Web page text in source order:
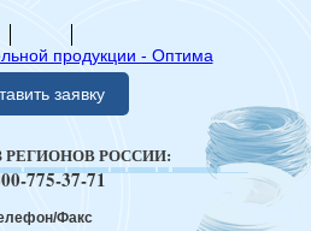
заявку
Факс
РЕГИОНОВ РОССИИ:
775-37-71